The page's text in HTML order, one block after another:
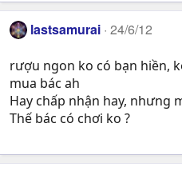
lastsamurai 24/6/12
rượu ngon ko có bạn hiền,
mua bác ah
Hay chấp nhận hay, nhưng
Thế bác có chơi ko ?